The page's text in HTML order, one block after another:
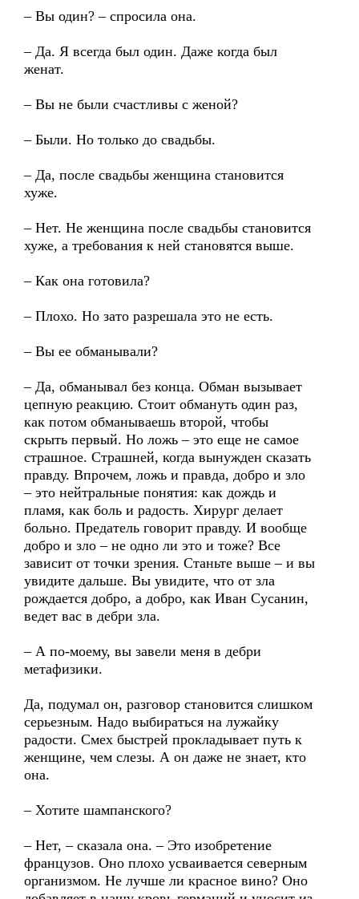
– Вы один? – спросила она.
– Да. Я всегда был один. Даже когда был
женат.
– Вы не были счастливы с женой?
– Были. Но только до свадьбы.
– Да, после свадьбы женщина становится
хуже.
– Нет. Не женщина после свадьбы становится
хуже, а требования к ней становятся выше.
– Как она готовила?
– Плохо. Но зато разрешала это не есть.
– Вы ее обманывали?
– Да, обманывал без конца. Обман вызывает
цепную реакцию. Стоит обмануть один раз,
как потом обманываешь второй, чтобы
скрыть первый. Но ложь – это еще не самое
страшное. Страшней, когда вынужден сказать
правду. Впрочем, ложь и правда, добро и зло
– это нейтральные понятия: как дождь и
пламя, как боль и радость. Хирург делает
больно. Предатель говорит правду. И вообще
добро и зло – не одно ли это и тоже? Все
зависит от точки зрения. Станьте выше – и вы
увидите дальше. Вы увидите, что от зла
рождается добро, а добро, как Иван Сусанин,
ведет вас в дебри зла.
– А по-моему, вы завели меня в дебри
метафизики.
Да, подумал он, разговор становится слишком
серьезным. Надо выбираться на лужайку
радости. Смех быстрей прокладывает путь к
женщине, чем слезы. А он даже не знает, кто
она.
– Хотите шампанского?
– Нет, – сказала она. – Это изобретение
французов. Оно плохо усваивается северным
организмом. Не лучше ли красное вино? Оно